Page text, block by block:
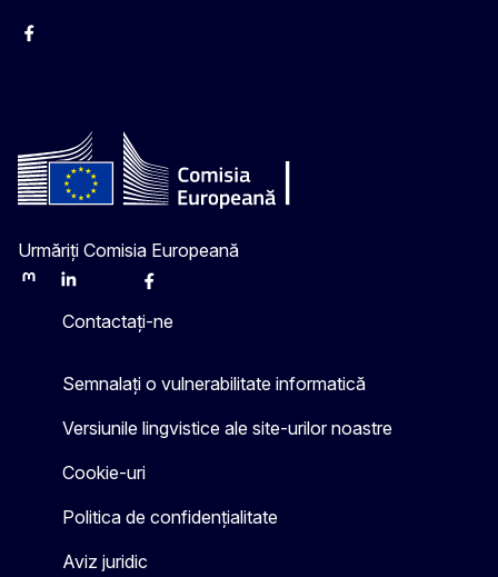
Facebook
Urmăriți Comisia Europeană
MastodonLinkedInBlueskyFacebook
Contactați-ne
Semnalați o vulnerabilitate informatică
Versiunile lingvistice ale site-urilor noastre
Cookie-uri
Politica de confidențialitate
Aviz juridic